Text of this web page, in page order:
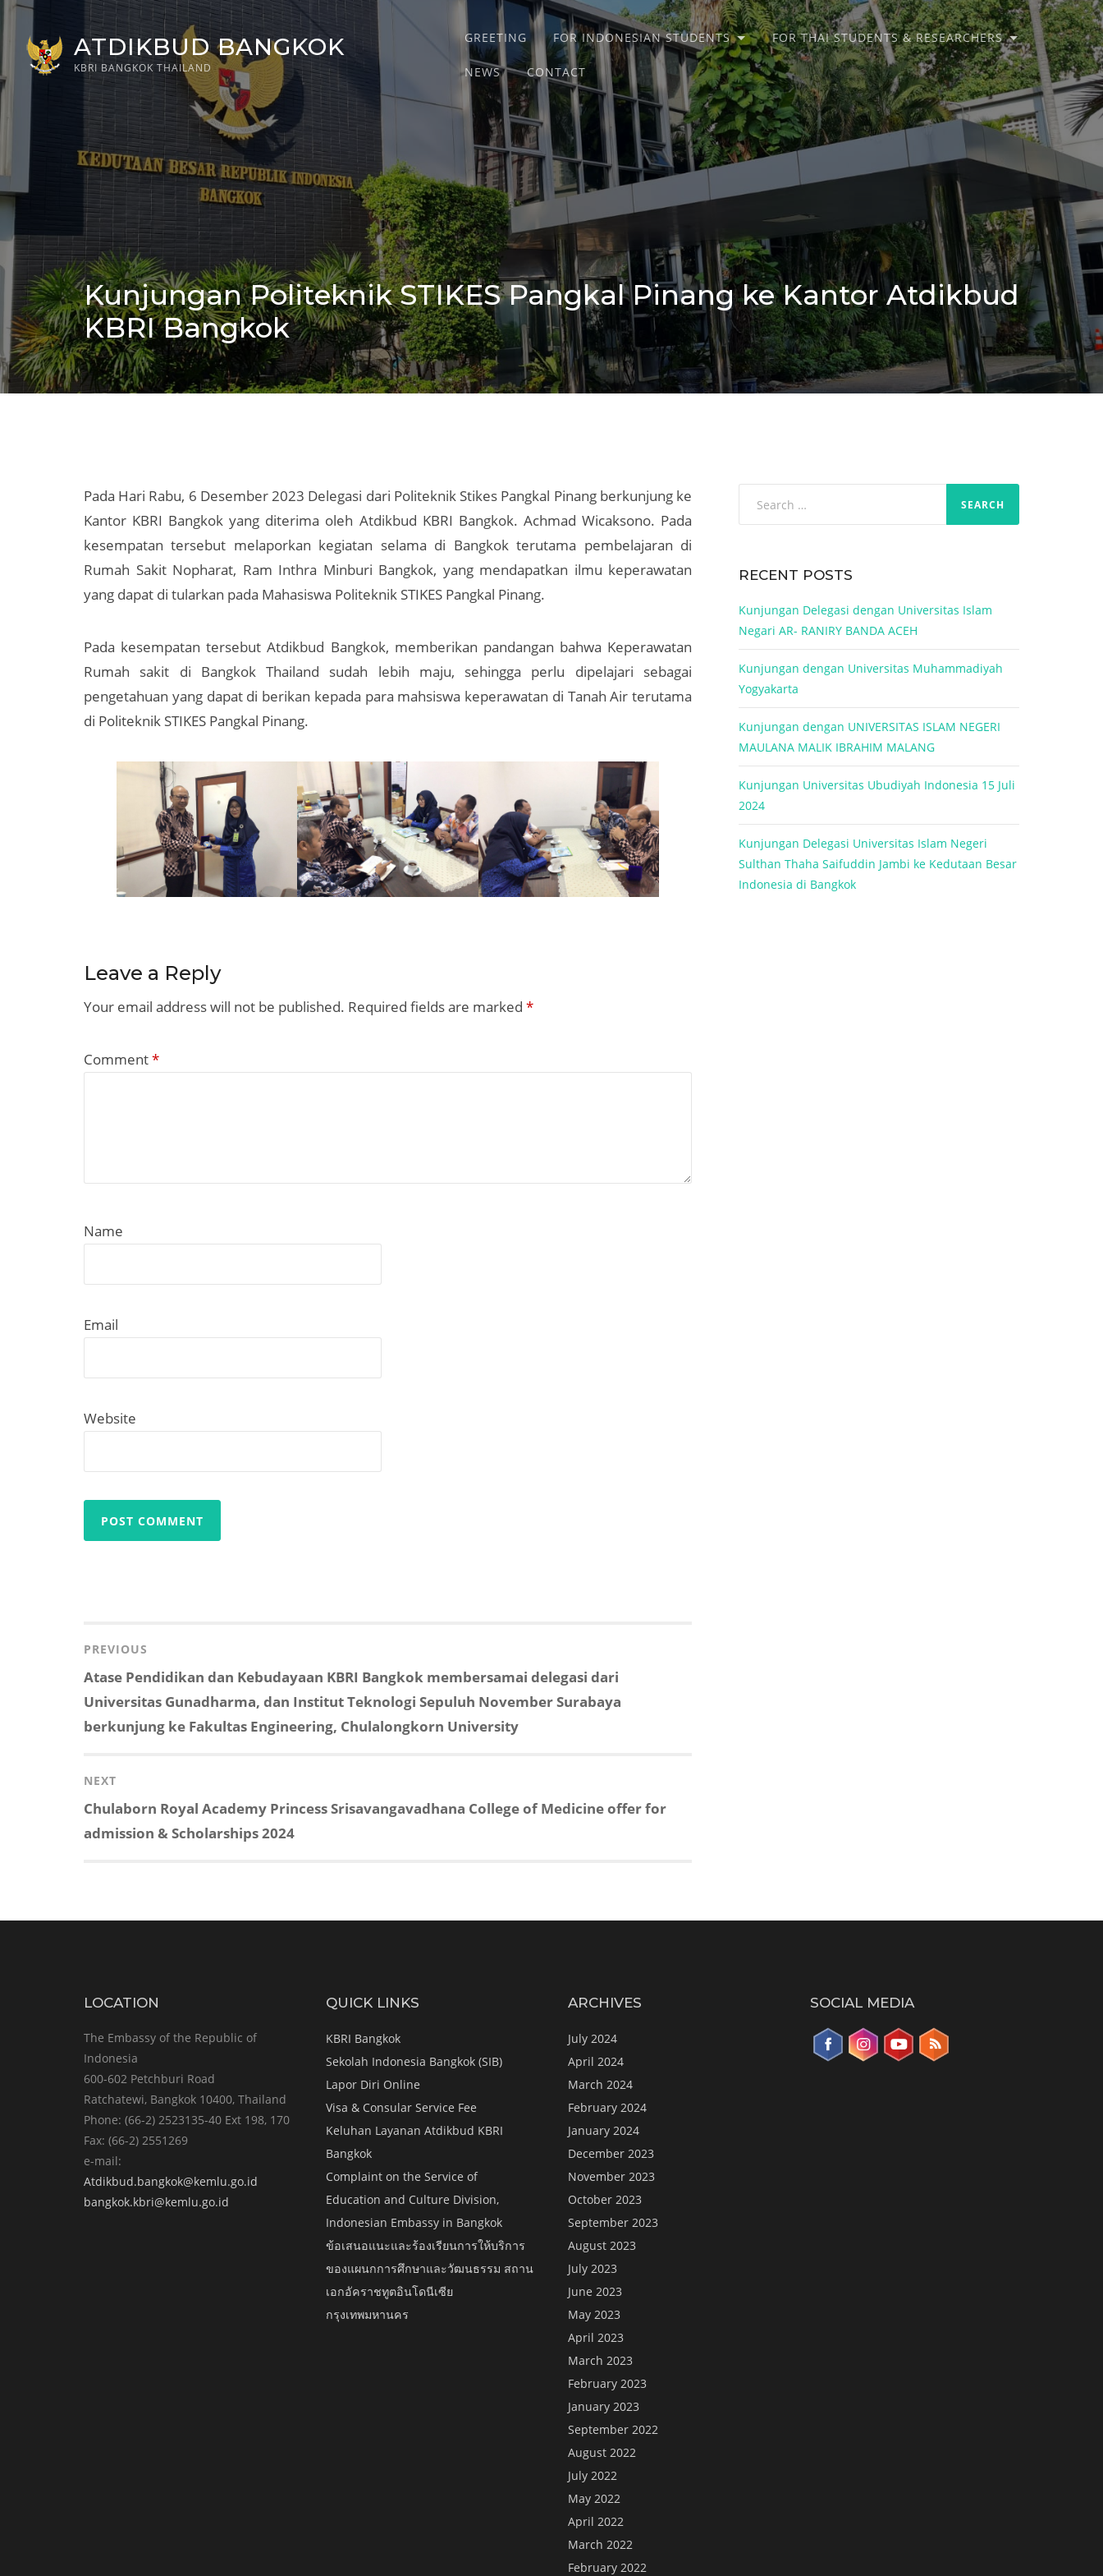
Skip
content
ATDIKBUD BANGKOK
KBRI BANGKOK THAILAND
GREETING FOR INDONESIAN STUDENTS FOR THAI STUDENTS & RESEARCHERS
NEWS CONTACT
Posted
on
Kunjungan Politeknik STIKES Pangkal Pinang ke Kantor Atdikbud
KBRI Bangkok
Pada Hari Rabu, 6 Desember 2023 Delegasi dari Politeknik Stikes Pangkal Pinang berkunjung ke
Kantor KBRI Bangkok yang diterima oleh Atdikbud KBRI Bangkok. Achmad Wicaksono. Pada
kesempatan tersebut melaporkan kegiatan selama di Bangkok terutama pembelajaran di
Rumah Sakit Nopharat, Ram Inthra Minburi Bangkok, yang mendapatkan ilmu keperawatan
yang dapat di tularkan pada Mahasiswa Politeknik STIKES Pangkal Pinang.
Pada kesempatan tersebut Atdikbud Bangkok, memberikan pandangan bahwa Keperawatan
Rumah sakit di Bangkok Thailand sudah lebih maju, sehingga perlu dipelajari sebagai
pengetahuan yang dapat di berikan kepada para mahsiswa keperawatan di Tanah Air terutama
di Politeknik STIKES Pangkal Pinang.
Leave a Reply
Your email address will not be published. Required fields are marked *
Comment*
Name
Email
Website
navigation
PREVIOUS
Previous
post:
Atase Pendidikan dan Kebudayaan KBRI Bangkok membersamai delegasi dari
Universitas Gunadharma, dan Institut Teknologi Sepuluh November Surabaya
berkunjung ke Fakultas Engineering, Chulalongkorn University
NEXT
Next
post:
Chulaborn Royal Academy Princess Srisavangavadhana College of Medicine offer for
admission & Scholarships 2024
RECENT POSTS
Kunjungan Delegasi dengan Universitas Islam
Negari AR- RANIRY BANDA ACEH
Kunjungan dengan Universitas Muhammadiyah
Yogyakarta
Kunjungan dengan UNIVERSITAS ISLAM NEGERI
MAULANA MALIK IBRAHIM MALANG
Kunjungan Universitas Ubudiyah Indonesia 15 Juli
2024
Kunjungan Delegasi Universitas Islam Negeri
Sulthan Thaha Saifuddin Jambi ke Kedutaan Besar
Indonesia di Bangkok
LOCATION
The Embassy of the Republic of
Indonesia
600-602 Petchburi Road
Ratchatewi, Bangkok 10400, Thailand
Phone: (66-2) 2523135-40 Ext 198, 170
Fax: (66-2) 2551269
e-mail:
Atdikbud.bangkok@kemlu.go.id
bangkok.kbri@kemlu.go.id
QUICK LINKS
KBRI Bangkok
Sekolah Indonesia Bangkok (SIB)
Lapor Diri Online
Visa & Consular Service Fee
Keluhan Layanan Atdikbud KBRI
Bangkok
Complaint on the Service of
Education and Culture Division,
Indonesian Embassy in Bangkok
ข้อเสนอแนะและร้องเรียนการให้บริการ
ของแผนกการศึกษาและวัฒนธรรม สถาน
เอกอัคราชทูตอินโดนีเซีย
กรุงเทพมหานคร
ARCHIVES
July 2024
April 2024
March 2024
February 2024
January 2024
December 2023
November 2023
October 2023
September 2023
August 2023
July 2023
June 2023
May 2023
April 2023
March 2023
February 2023
January 2023
September 2022
August 2022
July 2022
May 2022
April 2022
March 2022
February 2022
SOCIAL MEDIA